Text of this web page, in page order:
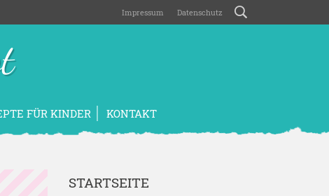
Impressum Datenschutz
FÜR KINDER KONTAKT
STARTSEITE